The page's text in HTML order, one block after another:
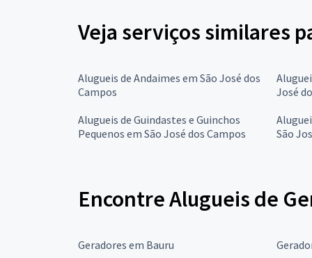
Veja serviços similares
Alugueis de Andaimes em São José dos
Campos
José
Alugueis de Guindastes e Guinchos
Pequenos em São José dos Campos
São
Encontre Alugueis de
Geradores em Bauru